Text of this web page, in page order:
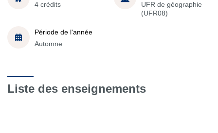
4 crédits
UFR de géographie
(UFR08)
Période de l'année
Automne
Liste des enseignements